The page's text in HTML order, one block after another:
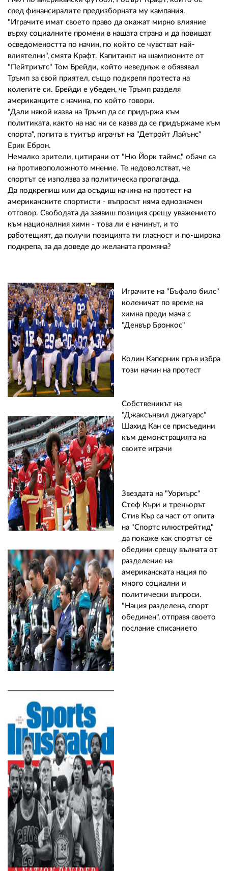
сред финансиралите предизборната му кампания.
"Играчите имат своето право да окажат мирно влияние
върху социалните промени в нашата страна и да повишат
осведомеността по начин, по който се чувстват най-
влиятелни", смята Крафт. Капитанът на шампионите от
"Пейтриътс" Том Брейди, който неведнъж е обявявал
Тръмп за свой приятел, също подкрепя протеста на
колегите си. Брейди е убеден, че Тръмп разделя
американците с начина, по който говори.
"Дали някой казва на Тръмп да се придържа към
политиката, както на нас ни се казва да се придържаме към
спорта", попита в туитър играчът на "Детройт Лайънс"
Ерик Еброн.
Немалко зрители, цитирани от "Ню Йорк таймс," обаче са
на противоположното мнение. Те недоволстват, че
спортът се използва за политическа пропаганда.
Да подкрепиш или да осъдиш начина на протест на
американските спортисти - въпросът няма еднозначен
отговор. Свободата да заявиш позиция срещу уважението
към националния химн - това ли е начинът, и то
работещият, да получи позицията ти гласност и по-широка
подкрепа, за да доведе до желаната промяна?
Играчите на "Бъфало билс"
коленичат по време на
химна преди мача с
"Денвър Бронкос"
Колин Каперник пръв избра
този начин на протест
Собственикът на
"Джаксънвил джагуарс"
Шахид Кан се присъедини
към демонстрацията на
своите играчи
Звездата на "Уориърс"
Стеф Къри и треньорът
Стив Кър са част от опита
на "Спортс илюстрейтид"
да покаже как спортът се
обедини срещу вълната от
разделение на
американската нация по
много социални и
политически въпроси.
"Нация разделена, спорт
обединен", отправя своето
послание списанието